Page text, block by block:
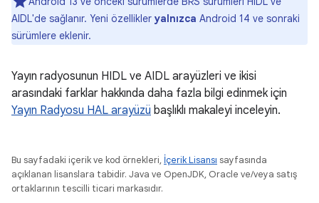
AIDL'de sağlanır. Yeni özellikler yalnızca Android 14 ve sonraki
sürümlere eklenir.
Yayın radyosunun HIDL ve AIDL arayüzleri ve ikisi
arasındaki farklar hakkında daha fazla bilgi edinmek için
Yayın Radyosu HAL arayüzü başlıklı makaleyi inceleyin.
Bu sayfadaki içerik ve kod örnekleri, İçerik Lisansı sayfasında
açıklanan lisanslara tabidir. Java ve OpenJDK, Oracle ve/veya satış
ortaklarının tescilli ticari markasıdır.